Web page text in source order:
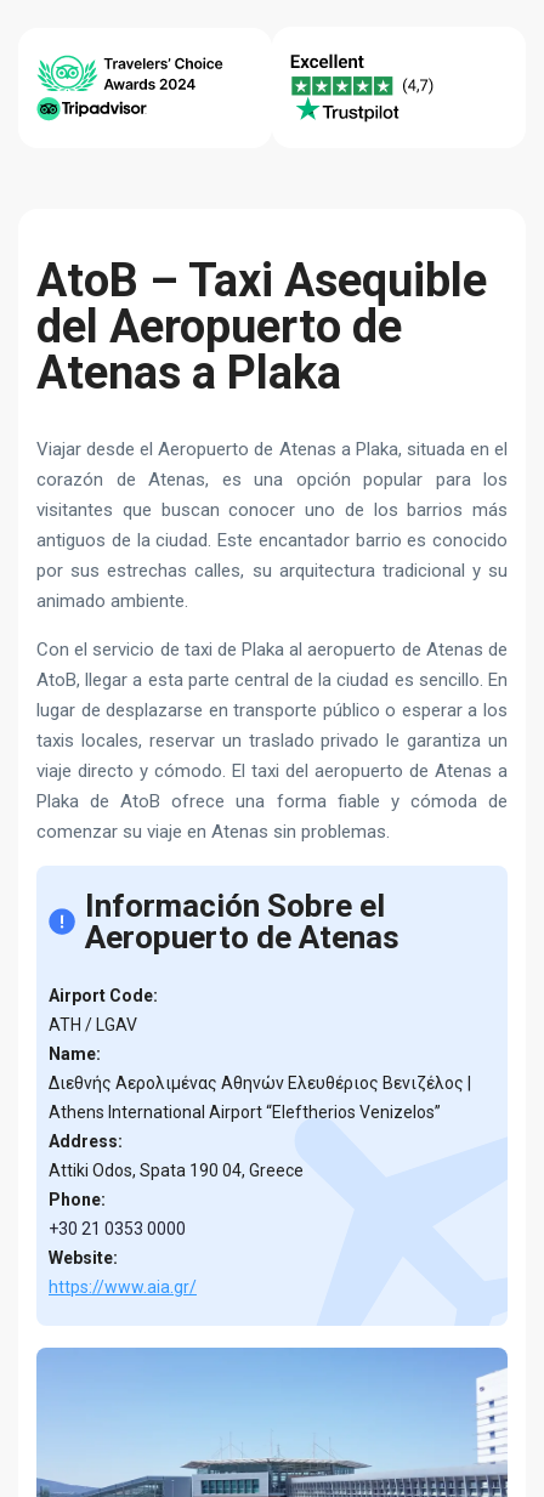
AtoB – Taxi Asequible
del Aeropuerto de
Atenas a Plaka
Viajar desde el Aeropuerto de Atenas a Plaka, situada en el
corazón de Atenas, es una opción popular para los
visitantes que buscan conocer uno de los barrios más
antiguos de la ciudad. Este encantador barrio es conocido
por sus estrechas calles, su arquitectura tradicional y su
animado ambiente.
Con el servicio de taxi de Plaka al aeropuerto de Atenas de
AtoB, llegar a esta parte central de la ciudad es sencillo. En
lugar de desplazarse en transporte público o esperar a los
taxis locales, reservar un traslado privado le garantiza un
viaje directo y cómodo. El taxi del aeropuerto de Atenas a
Plaka de AtoB ofrece una forma fiable y cómoda de
comenzar su viaje en Atenas sin problemas.
Información Sobre el
Aeropuerto de Atenas
Airport Code:
ATH / LGAV
Name:
Διεθνής Αερολιμένας Αθηνών Ελευθέριος Βενιζέλος |
Athens International Airport “Eleftherios Venizelos”
Address:
Attiki Odos, Spata 190 04, Greece
Phone:
+30 21 0353 0000
Website:
https://www.aia.gr/